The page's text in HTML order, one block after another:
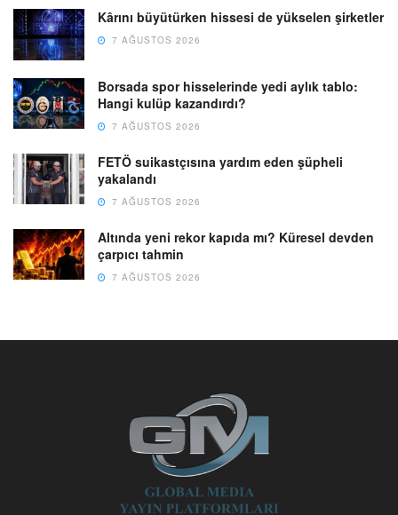
Kârını büyütürken hissesi de yükselen şirketler
7 AĞUSTOS 2026
Borsada spor hisselerinde yedi aylık tablo:
Hangi kulüp kazandırdı?
7 AĞUSTOS 2026
FETÖ suikastçısına yardım eden şüpheli
yakalandı
7 AĞUSTOS 2026
Altında yeni rekor kapıda mı? Küresel devden
çarpıcı tahmin
7 AĞUSTOS 2026